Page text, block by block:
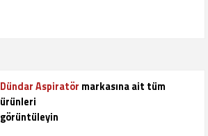
Dündar Aspiratör markasına ait tüm
ürünleri
görüntüleyin